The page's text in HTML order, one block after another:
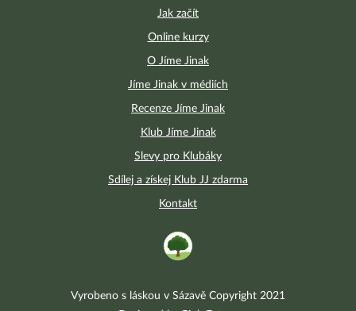
Jak začít
Online kurzy
O Jíme Jinak
Jíme Jinak v médiích
Recenze Jíme Jinak
Klub Jíme Jinak
Slevy pro Klubáky
Sdílej a získej Klub JJ zdarma
Kontakt
Vyrobeno s láskou v Sázavě Copyright 2021